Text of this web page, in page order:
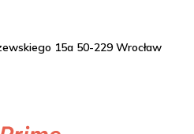
15a 50-229 Wrocław